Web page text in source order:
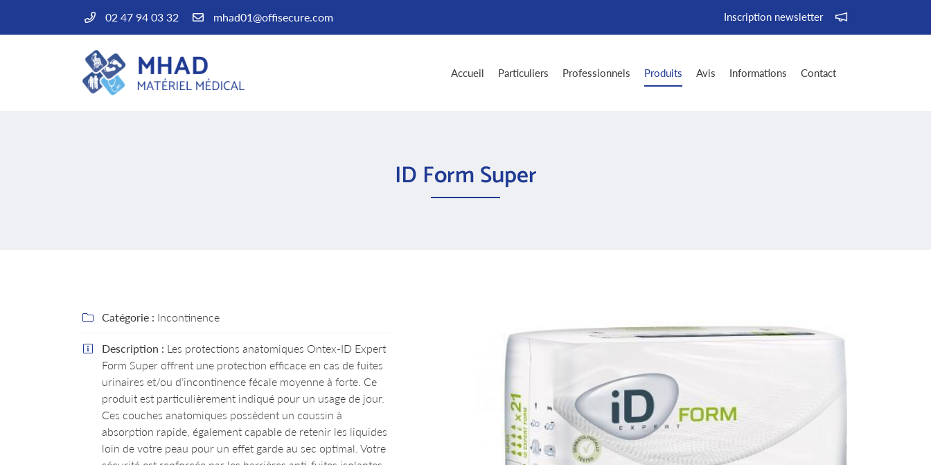
02 47 94 03 32 Inscription newsletter
Accueil Particuliers Professionnels Produits Avis Informations Contact
02 47 94 03 32
l'adresse email indiqué ci-dessus. Vous pouvez vous désinscrire à tout moment en utilisant
le formulaire de désinscription
INSCRIPTION
ID Form Super
 Catégorie : Incontinence
 Description : Les protections anatomiques Ontex-ID Expert
Form Super offrent une protection efficace en cas de fuites
urinaires et/ou d’incontinence fécale moyenne à forte. Ce
produit est particulièrement indiqué pour un usage de jour.
Ces couches anatomiques possèdent un coussin à
absorption rapide, également capable de retenir les liquides
loin de votre peau pour un effet garde au sec optimal. Votre